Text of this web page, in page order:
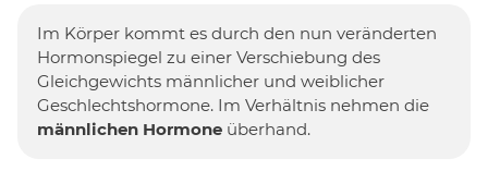
Im Körper kommt es durch den nun veränderten
Hormonspiegel zu einer Verschiebung des
Gleichgewichts männlicher und weiblicher
Geschlechtshormone. Im Verhältnis nehmen die
männlichen Hormone überhand.